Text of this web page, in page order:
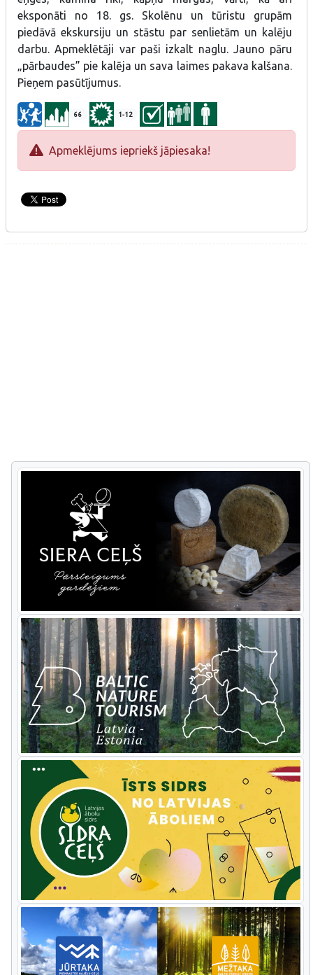
eksponāti no 18. gs. Skolēnu un tūristu grupām
piedāvā ekskursiju un stāstu par senlietām un kalēju
darbu. Apmeklētāji var paši izkalt naglu. Jauno pāru
„pārbaudes” pie kalēja un sava laimes pakava kalšana.
Pieņem pasūtījumus.
66 1-12
Apmeklējums iepriekš jāpiesaka!